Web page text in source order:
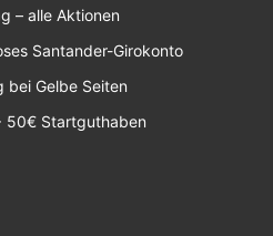
– alle Aktionen
Santander-Girokonto
bei Gelbe Seiten
50€ Startguthaben